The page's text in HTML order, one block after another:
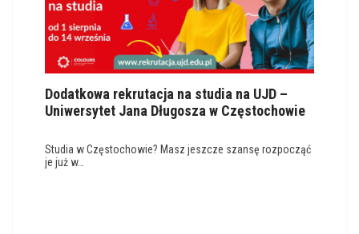
Dodatkowa rekrutacja na studia na UJD –
Uniwersytet Jana Długosza w Częstochowie
Studia w Częstochowie? Masz jeszcze szansę rozpocząć
je już w…